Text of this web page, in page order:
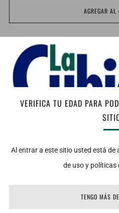
VERIFICA TU EDAD PARA
Al entrar a este sitio usted está
de uso y políticas
TENGO MÁS
AGREGAR AL
Notas de Cata: Vista: Color cereza
intenso, limpio. Nariz: Aromas
grosellas y fresas silvestres, se
carnoso, calido, asombrosamente
presencia de taninos muy frutosos
asi como una gran final, de
Temperatura de servicio: 18